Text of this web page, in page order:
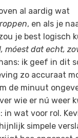
al aardig wat
, en als je
je best logisch
móest dat echt,
ik geef in dit
zo accuraat
de minuut
wie er nú weer
in wat voor rol.
simpele